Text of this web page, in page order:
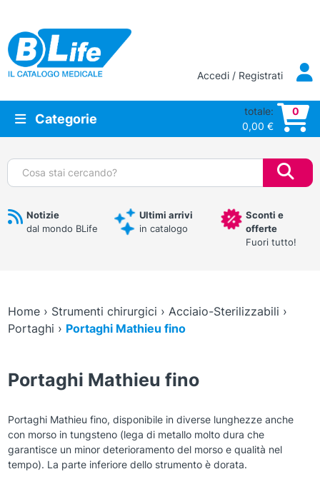
Vai al contenuto principale
Accedi / Registrati
Categorie
totale:
0,00 €
0
Cerca:
Notizie
dal mondo BLife
Ultimi arrivi
in catalogo
Sconti e
offerte
Fuori tutto!
Home› Strumenti chirurgici › Acciaio-Sterilizzabili ›
Portaghi › Portaghi Mathieu fino
Portaghi Mathieu fino
Portaghi Mathieu fino, disponibile in diverse lunghezze anche
con morso in tungsteno (lega di metallo molto dura che
garantisce un minor deterioramento del morso e qualità nel
tempo). La parte inferiore dello strumento è dorata.